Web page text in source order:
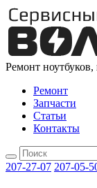
Ремонт
Ремонт
Запчасти
Статьи
Контакты
207-27-07 207-05-